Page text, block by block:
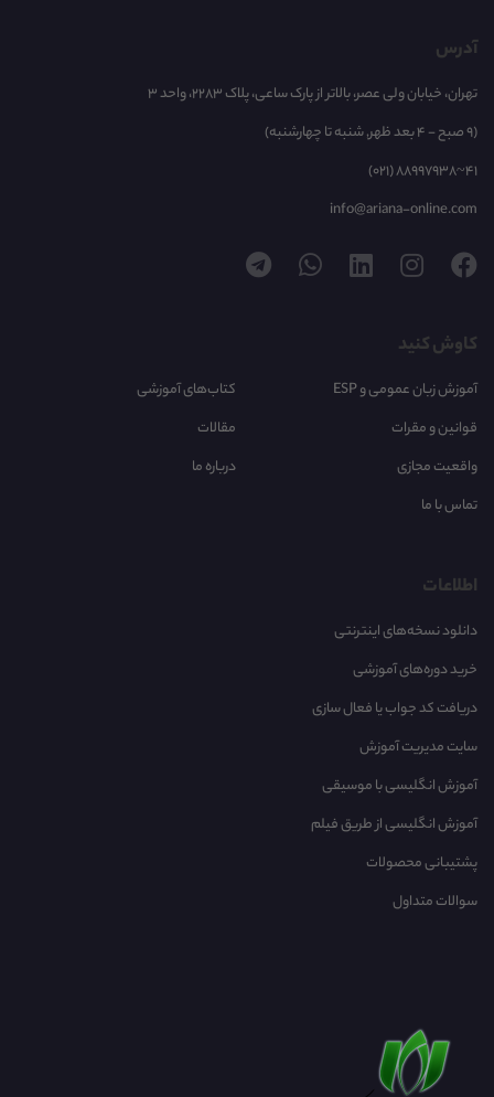
آدرس
تهران، خیابان ولی عصر، بالاتر از پارک ساعی، پلاک 2283، واحد 3
(9 صبح - 4 بعد ظهر, شنبه تا چهارشنبه)
(021) 88997938~41
info@ariana-online.com
کاوش کنید
آموزش زبان عمومی و ESP
کتاب‌های آموزشی
قوانین و مقرات
مقالات
واقعیت مجازی
درباره ما
تماس با ما
اطلاعات
دانلود نسخه‌های اینترنتی
خرید دوره‌های آموزشی
دریافت کد جواب یا فعال سازی
سایت مدیریت آموزش
آموزش انگلیسی با موسیقی‌
آموزش انگلیسی از طریق فیلم
پشتیبانی محصولات
سوالات متداول